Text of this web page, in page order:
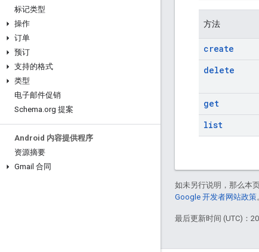
标记类型
操作
订单
预订
支持的格式
类型
电子邮件促销
Schema.org 提案
Android 内容提供程序
资源摘要
Gmail 合同
方法
create
delete
get
list
如未另行说明，那么本
Google 开发者网站政策
最后更新时间 (UTC)：